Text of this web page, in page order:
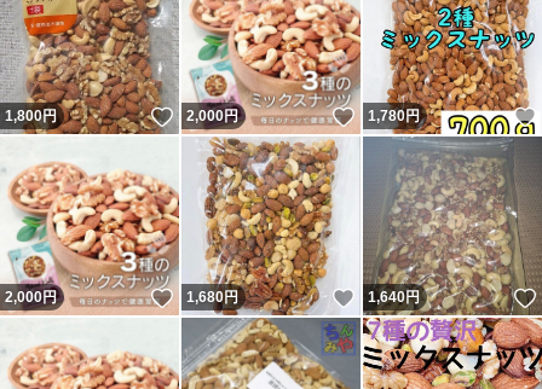
1,800円 いいね！
2,000円 いいね！
1,780円
2,000円 いいね！
1,680円 いいね！
1,640円